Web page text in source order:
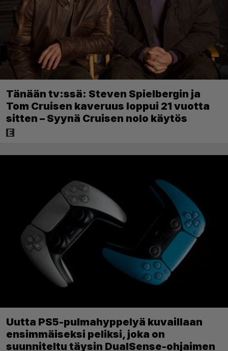
Tänään tv:ssä: Steven Spielbergin ja
Tom Cruisen kaveruus loppui 21 vuotta
sitten – Syynä Cruisen nolo käytös
Uutta PS5-pulmahyppelyä kuvaillaan
ensimmäiseksi peliksi, joka on
suunniteltu täysin DualSense-ohjaimen